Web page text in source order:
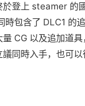
於登上 steamer 的
包含了 DLC1 的
CG 以及追加道
同時入手，也可